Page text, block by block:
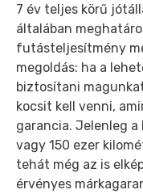
7 év teljes körű
általában
futásteljesítmény
megoldás: ha a
biztosítani
kocsit kell venni,
garancia. Jelenleg
vagy 150 ezer
tehát még az is
érvényes